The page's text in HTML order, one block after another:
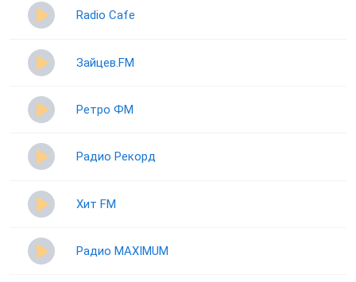
Radio Cafe
Зайцев.FM
Ретро ФМ
Радио Рекорд
Хит FM
Радио MAXIMUM